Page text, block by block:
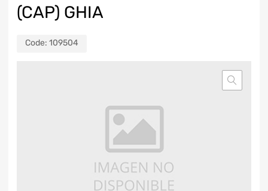
(CAP) GHIA
Code: 109504